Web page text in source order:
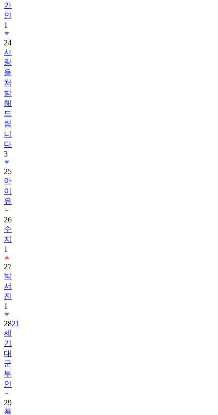
가
인
1
24
사
랑
을
처
방
해
드
립
니
다
3
25
아
이
유
26
수
지
1
27
박
서
진
1
2821
세
기
대
군
부
인
29
폭